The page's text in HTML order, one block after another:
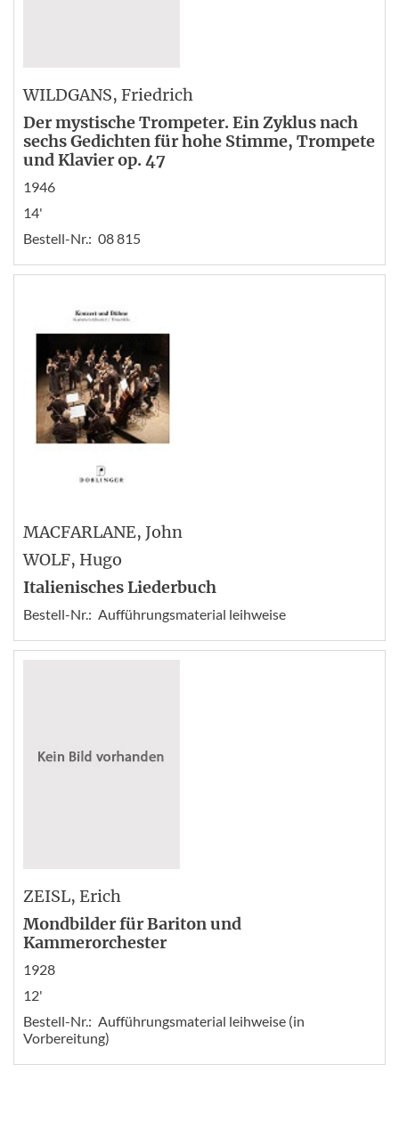
WILDGANS, Friedrich
Der mystische Trompeter. Ein Zyklus nach
sechs Gedichten für hohe Stimme, Trompete
und Klavier op. 47
1946
14'
Bestell-Nr.: 08 815
MACFARLANE, John
WOLF, Hugo
Italienisches Liederbuch
Bestell-Nr.: Aufführungsmaterial leihweise
ZEISL, Erich
Mondbilder für Bariton und
Kammerorchester
1928
12'
Bestell-Nr.: Aufführungsmaterial leihweise (in
Vorbereitung)